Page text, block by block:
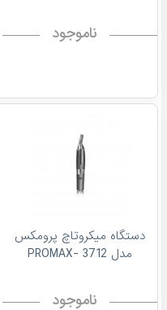
ناموجود
دستگاه میکروتاچ پرومکس
مدل 3712 -PROMAX
ناموجود